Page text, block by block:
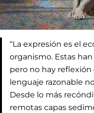
“La expresión es el
organismo. Estas
pero no hay
lenguaje razonable
Desde lo más
remotas capas